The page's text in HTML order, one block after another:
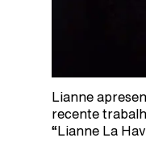
Lianne
recente
“Lianne La